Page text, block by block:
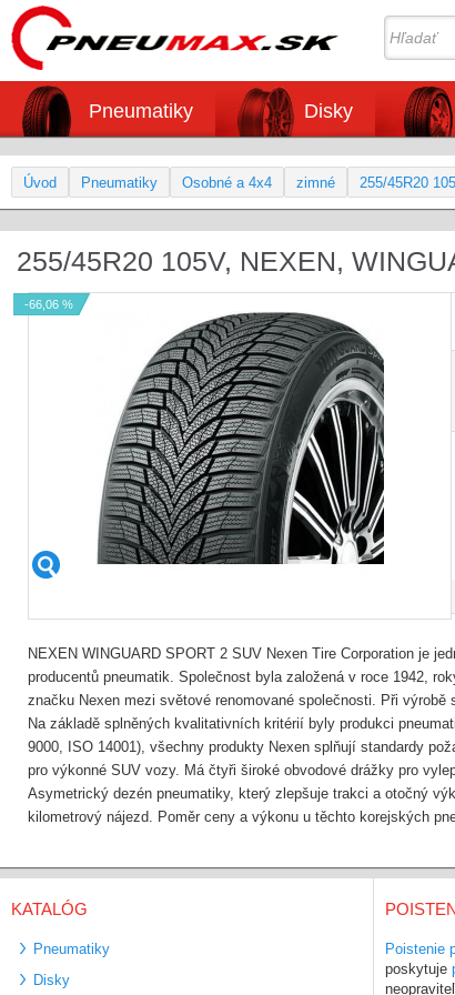
Pneumatiky Disky
Úvod Pneumatiky Osobné a 4x4 zimné 255/45R20
255/45R20 105V, NEXEN,
-66,06 %
NEXEN WINGUARD SPORT 2 SUV Nexen Tire Corporation je
producentů pneumatik. Společnost byla založená v roce 1942,
značku Nexen mezi světové renomované společnosti. Při
Na základě splněných kvalitativních kritérií byly produkci
9000, ISO 14001), všechny produkty Nexen splňují standardy
pro výkonné SUV vozy. Má čtyři široké obvodové drážky pro
Asymetrický dezén pneumatiky, který zlepšuje trakci a otočný
kilometrový nájezd. Poměr ceny a výkonu u těchto korejských
KATALÓG
Pneumatiky
Disky
Poistenie
poskytuje